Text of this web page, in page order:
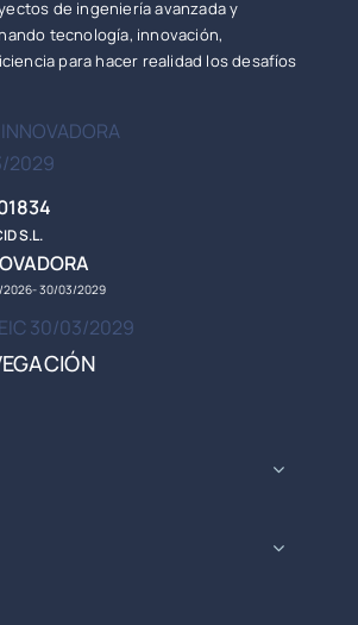
de ingeniería avanzada y
tecnología, innovación,
para hacer realidad los desafíos
S.L.
2026- 30/03/2029